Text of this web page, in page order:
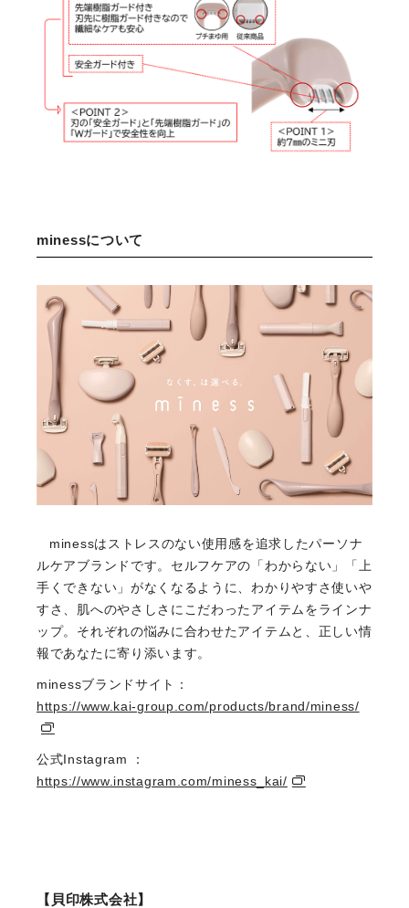
minessについて
minessはストレスのない使用感を追求したパーソナ
ルケアブランドです。セルフケアの「わからない」「上
手くできない」がなくなるように、わかりやすさ使いや
すさ、肌へのやさしさにこだわったアイテムをラインナ
ップ。それぞれの悩みに合わせたアイテムと、正しい情
報であなたに寄り添います。
minessブランドサイト：
https://www.kai-group.com/products/brand/miness/
公式Instagram ：
https://www.instagram.com/miness_kai/
【貝印株式会社】